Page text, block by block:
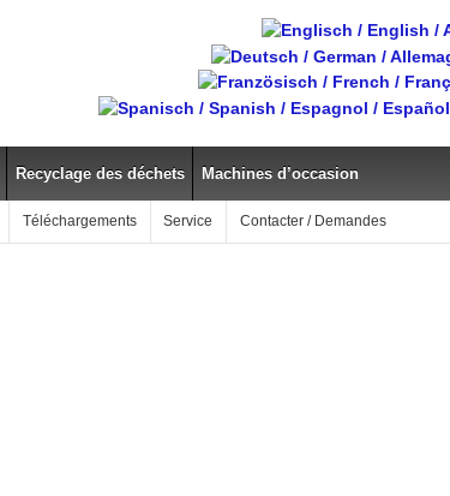
Recyclage des déchets Machines d’occasion
Téléchargements Service Contacter / Demandes